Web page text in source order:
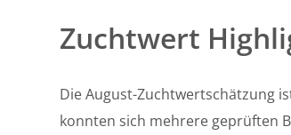
Zuchtwert
Die August-Zuchtwertschätzung
konnten sich mehrere geprüften